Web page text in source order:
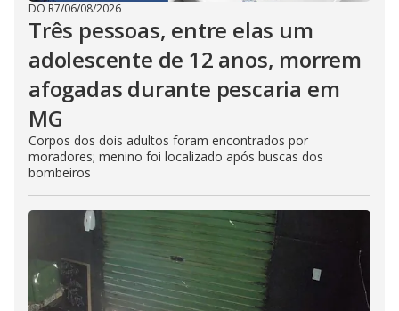
DO R7/06/08/2026
Três pessoas, entre elas um
adolescente de 12 anos, morrem
afogadas durante pescaria em
MG
Corpos dos dois adultos foram encontrados por
moradores; menino foi localizado após buscas dos
bombeiros